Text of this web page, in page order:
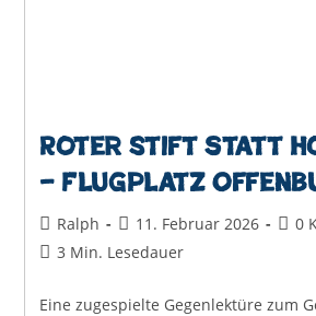
Roter Stift statt
– Flugplatz
Beitrags-
Autor:
Ralph
Beitrag
veröffentlicht:
11. Februar 2026
0
Lesedauer:
3 Min. Lesedauer
Eine zugespielte Gegenlektüre zum